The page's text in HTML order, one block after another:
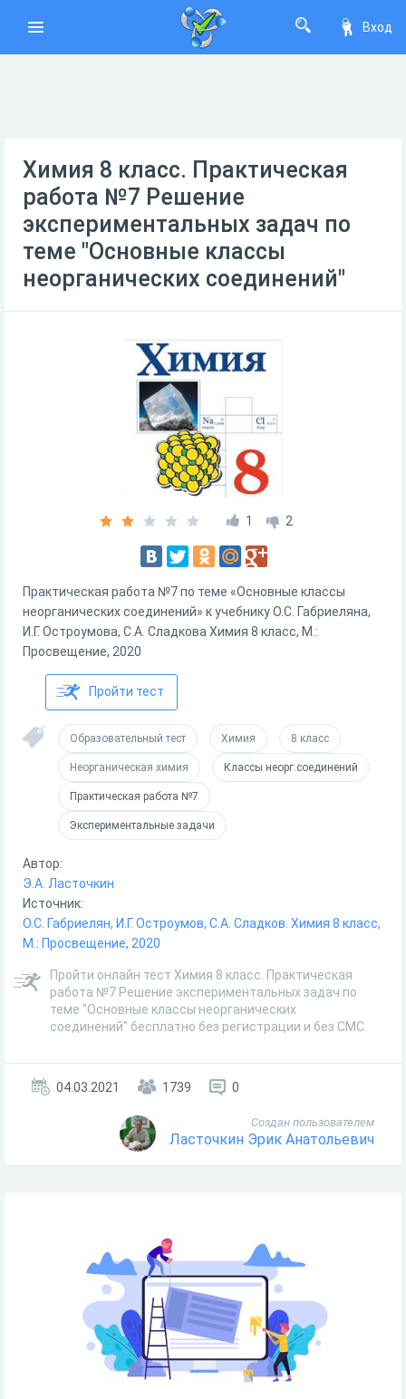
Вход
Химия 8 класс. Практическая
работа №7 Решение
экспериментальных задач по
теме "Основные классы
неорганических соединений"
1 2
Практическая работа №7 по теме «Основные классы
неорганических соединений» к учебнику О.С. Габриеляна,
И.Г. Остроумова, С.А. Сладкова Химия 8 класс, М.:
Просвещение, 2020
Пройти тест
Образовательный тест Химия 8 класс
Неорганическая химия Классы неорг.соединений
Практическая работа №7
Экспериментальные задачи
Автор:
Э.А. Ласточкин
Источник:
О.С. Габриелян, И.Г. Остроумов, С.А. Сладков. Химия 8 класс,
М.: Просвещение, 2020
Пройти онлайн тест Химия 8 класс. Практическая
работа №7 Решение экспериментальных задач по
теме "Основные классы неорганических
соединений" бесплатно без регистрации и без СМС
04.03.2021 1739 0
Создан пользователем
Ласточкин Эрик Анатольевич